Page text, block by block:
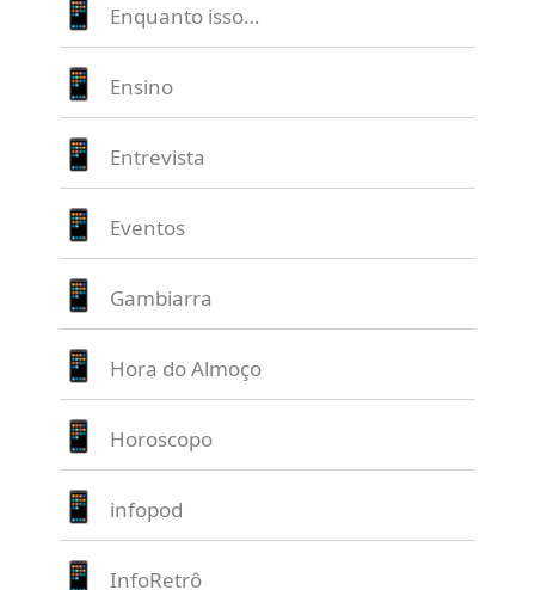
Enquanto isso…
Ensino
Entrevista
Eventos
Gambiarra
Hora do Almoço
Horoscopo
infopod
InfoRetrô